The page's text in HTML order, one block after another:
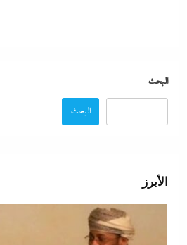
البحث
البحث
الأبرز
6 أغسطس، 2026